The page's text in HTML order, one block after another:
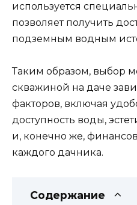
используется
позволяет получить
подземным водным
Таким образом, выбор
скважиной на даче
факторов, включая
доступность воды,
и, конечно же,
каждого дачника.
Содержание